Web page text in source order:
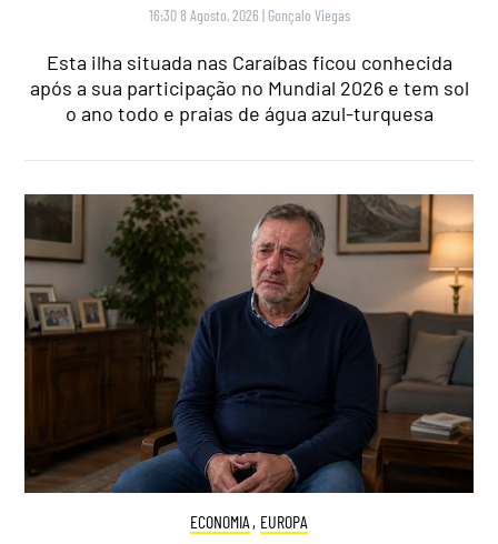
16:30 8 Agosto, 2026 | Gonçalo Viegas
Esta ilha situada nas Caraíbas ficou conhecida
após a sua participação no Mundial 2026 e tem sol
o ano todo e praias de água azul-turquesa
ECONOMIA , EUROPA